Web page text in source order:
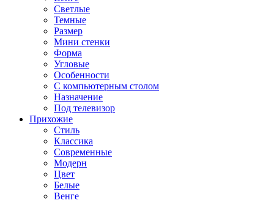
Светлые
Темные
Размер
Мини стенки
Форма
Угловые
Особенности
С компьютерным столом
Назначение
Под телевизор
Прихожие
Стиль
Классика
Современные
Модерн
Цвет
Белые
Венге